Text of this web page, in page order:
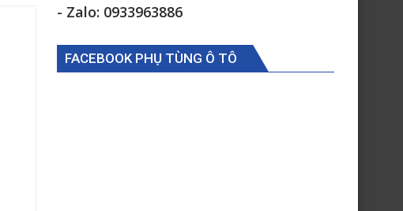
- Zalo: 0933963886
FACEBOOK PHỤ TÙNG Ô TÔ